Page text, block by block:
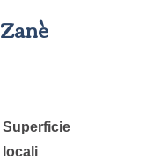
Superficie
locali